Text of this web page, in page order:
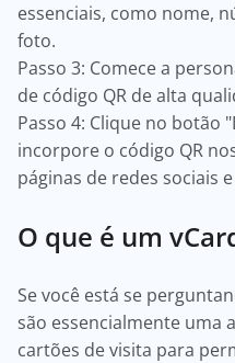
essenciais, como nome,
foto.
Passo 3: Comece a
de código QR de alta
Passo 4: Clique no botão
incorpore o código QR
páginas de redes sociais
O que é um
Se você está se
são essencialmente uma
cartões de visita para